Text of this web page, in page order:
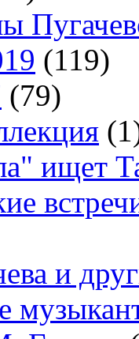
(119)
(79)
ищет
и